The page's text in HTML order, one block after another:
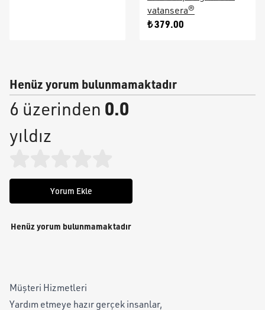
vatansera®
₺ 379.00
Henüz yorum bulunmamaktadır
6 üzerinden 0.0
yıldız
Yorum Ekle
Henüz yorum bulunmamaktadır
Müşteri Hizmetleri
Yardım etmeye hazır gerçek insanlar,